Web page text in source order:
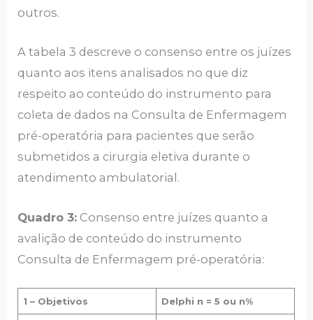
outros.
A tabela 3 descreve o consenso entre os juízes
quanto aos itens analisados no que diz
respeito ao conteúdo do instrumento para
coleta de dados na Consulta de Enfermagem
pré-operatória para pacientes que serão
submetidos a cirurgia eletiva durante o
atendimento ambulatorial.
Quadro 3: Consenso entre juízes quanto a
avalição de conteúdo do instrumento
Consulta de Enfermagem pré-operatória:
1 – Objetivos Delphi n = 5 ou n%